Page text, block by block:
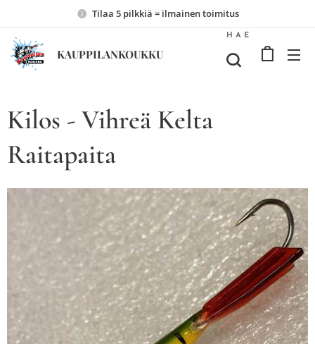
Tilaa 5 pilkkiä = ilmainen toimitus
KAUPPILANKOUKKU
HAE
Kilos - Vihreä Kelta
Raitapaita